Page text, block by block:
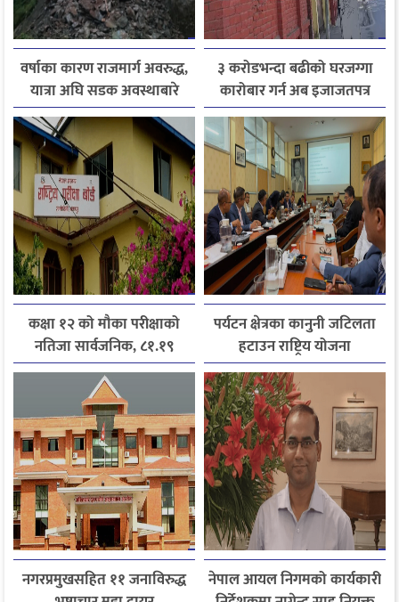
वर्षाका कारण राजमार्ग अवरुद्ध,
यात्रा अघि सडक अवस्थाबारे
जानकारी लिन आग्रह
३ करोडभन्दा बढीको घरजग्गा
कारोबार गर्न अब इजाजतपत्र
अनिवार्य
कक्षा १२ को मौका परीक्षाको
नतिजा सार्वजनिक, ८१.१९
प्रतिशत विद्यार्थी उत्तीर्ण
पर्यटन क्षेत्रका कानुनी जटिलता
हटाउन राष्ट्रिय योजना
आयोगसमक्ष होटल संघ
बागमतीका पाँचबुँदे माग
नगरप्रमुखसहित ११ जनाविरुद्ध
नेपाल आयल निगमको कार्यकारी